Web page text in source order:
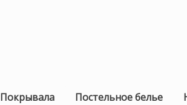
Покрывала Постельное белье